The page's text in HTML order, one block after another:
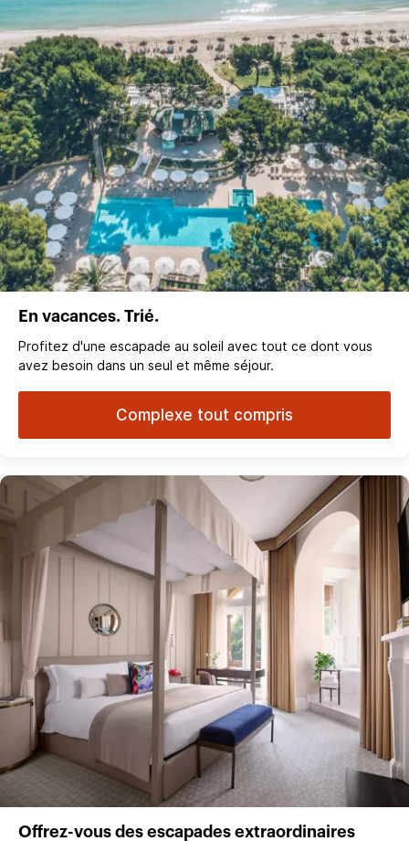
En vacances. Trié.
Profitez d'une escapade au soleil avec tout ce dont vous
avez besoin dans un seul et même séjour.
Complexe tout compris
Offrez-vous des escapades extraordinaires